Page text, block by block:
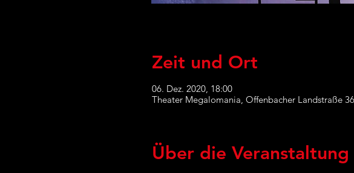
Zeit und Ort
06. Dez. 2020, 18:00
Theater Megalomania, Offenbacher Landstraße
Über die Veranstaltung